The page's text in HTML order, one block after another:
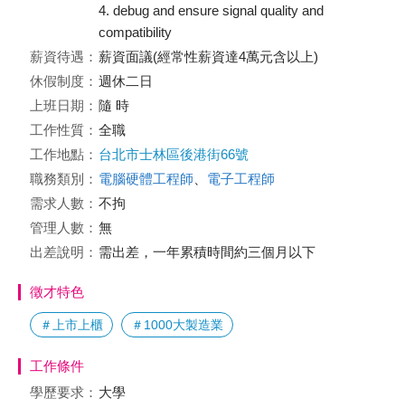
4. debug and ensure signal quality and
compatibility
薪資待遇： 薪資面議(經常性薪資達4萬元含以上)
休假制度： 週休二日
上班日期： 隨 時
工作性質： 全職
工作地點： 台北市士林區後港街66號
職務類別： 電腦硬體工程師
電子工程師
需求人數： 不拘
管理人數： 無
出差說明： 需出差，一年累積時間約三個月以下
徵才特色
＃上市上櫃 ＃1000大製造業
工作條件
學歷要求： 大學